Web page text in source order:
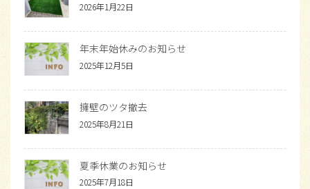
2026年1月22日
年末年始休みのお知らせ
2025年12月5日
擁壁のツタ撤去
2025年8月21日
夏季休業のお知らせ
2025年7月18日